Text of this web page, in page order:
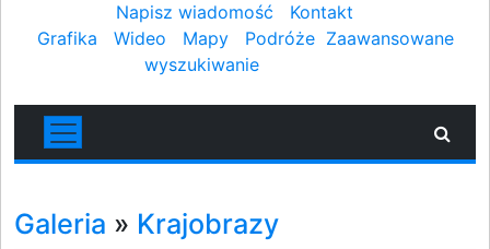
Napisz wiadomość
Kontakt
Grafika
Wideo Mapy Podróże Zaawansowane
wyszukiwanie
Galeria » Krajobrazy